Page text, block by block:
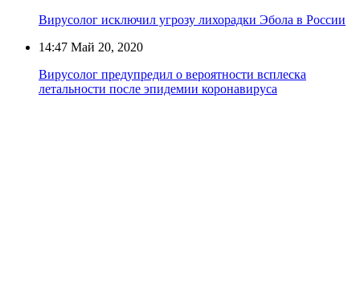
Вирусолог исключил угрозу лихорадки Эбола в России
14:47 Май 20, 2020
Вирусолог предупредил о вероятности всплеска
летальности после эпидемии коронавируса